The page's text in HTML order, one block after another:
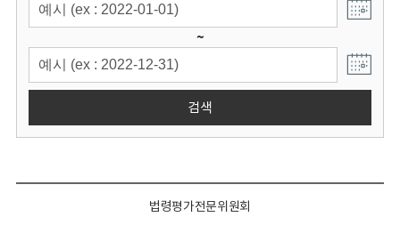
~
검색
법령평가전문위원회